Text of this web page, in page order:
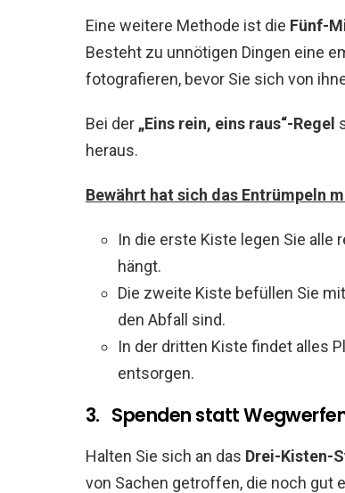
Eine weitere Methode ist die Fünf-
Besteht zu unnötigen Dingen eine
fotografieren, bevor Sie sich von
Bei der „Eins rein, eins raus“-Regel
heraus.
Bewährt hat sich das Entrümpeln
In die erste Kiste legen Sie alle
hängt.
Die zweite Kiste befüllen Sie
den Abfall sind.
In der dritten Kiste findet alles
entsorgen.
3. Spenden statt
Halten Sie sich an das Drei-Kisten-
von Sachen getroffen, die noch gut